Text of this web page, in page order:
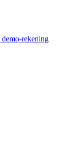
demo-rekening